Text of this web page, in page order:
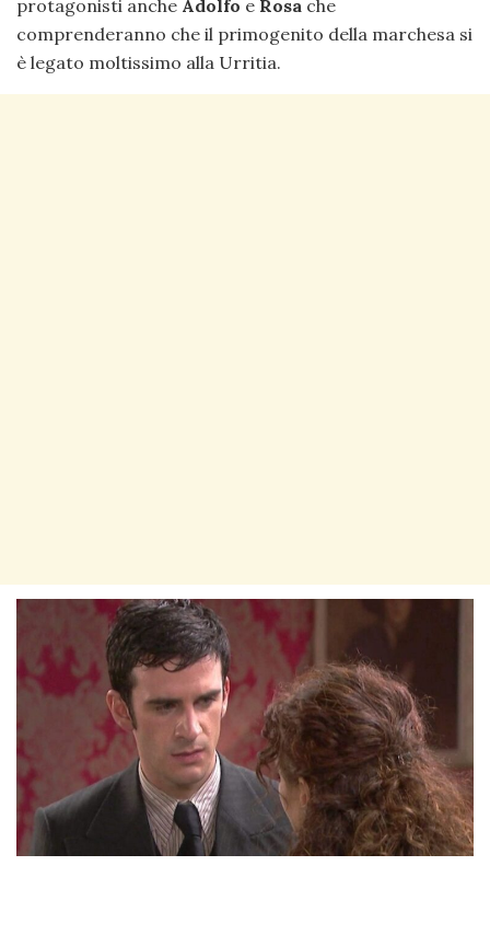
protagonisti anche Adolfo e Rosa che
comprenderanno che il primogenito della marchesa si
è legato moltissimo alla Urritia.